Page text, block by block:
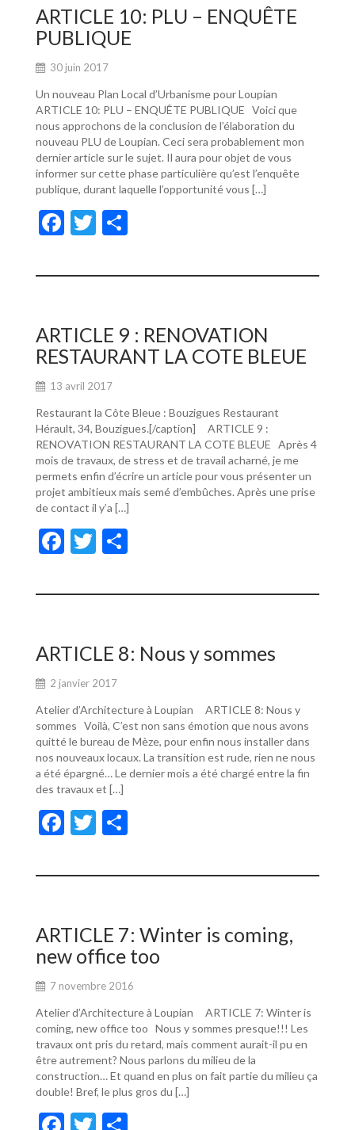
o
k
ARTICLE 10: PLU – ENQUÊTE
PUBLIQUE
30 juin 2017
Un nouveau Plan Local d’Urbanisme pour Loupian
ARTICLE 10: PLU – ENQUÊTE PUBLIQUE Voici que
nous approchons de la conclusion de l’élaboration du
nouveau PLU de Loupian. Ceci sera probablement mon
dernier article sur le sujet. Il aura pour objet de vous
informer sur cette phase particulière qu’est l’enquête
publique, durant laquelle l’opportunité vous […]
F
e
o
o
k
T
itt ta
er
ARTICLE 9 : RENOVATION
RESTAURANT LA COTE BLEUE
13 avril 2017
Restaurant la Côte Bleue : Bouzigues Restaurant
Hérault, 34, Bouzigues.[/caption] ARTICLE 9 :
RENOVATION RESTAURANT LA COTE BLEUE Après 4
mois de travaux, de stress et de travail acharné, je me
permets enfin d’écrire un article pour vous présenter un
projet ambitieux mais semé d’embûches. Après une prise
de contact il y’a […]
F
e
o
o
k
T
itt ta
er
ARTICLE 8: Nous y sommes
2 janvier 2017
Atelier d’Architecture à Loupian ARTICLE 8: Nous y
sommes Voilà, C’est non sans émotion que nous avons
quitté le bureau de Mèze, pour enfin nous installer dans
nos nouveaux locaux. La transition est rude, rien ne nous
a été épargné… Le dernier mois a été chargé entre la fin
des travaux et […]
F
e
o
o
k
T
itt ta
er
ARTICLE 7: Winter is coming,
new office too
7 novembre 2016
Atelier d’Architecture à Loupian ARTICLE 7: Winter is
coming, new office too Nous y sommes presque!!! Les
travaux ont pris du retard, mais comment aurait-il pu en
être autrement? Nous parlons du milieu de la
construction… Et quand en plus on fait partie du milieu ça
double! Bref, le plus gros du […]